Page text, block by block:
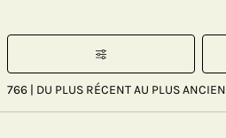
766 | DU PLUS RÉCENT AU PLUS ANCIEN